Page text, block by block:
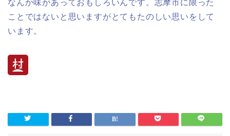
なんか味があっておもしろいんです。志摩市に限った
ことではないと思いますがとてもたのしい思いをして
います。